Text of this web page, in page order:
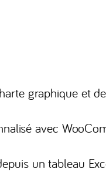
graphique et
avec
un tableau